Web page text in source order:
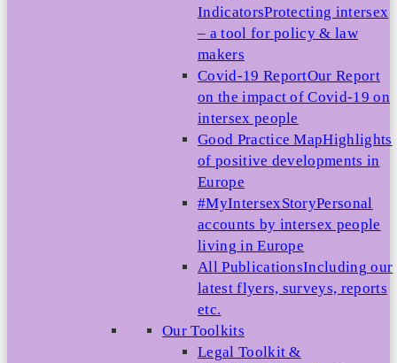
IndicatorsProtecting intersex
– a tool for policy & law
makers
Covid-19 ReportOur Report
on the impact of Covid-19 on
intersex people
Good Practice MapHighlights
of positive developments in
Europe
#MyIntersexStoryPersonal
accounts by intersex people
living in Europe
All PublicationsIncluding our
latest flyers, surveys, reports
etc.
Our Toolkits
Legal Toolkit &